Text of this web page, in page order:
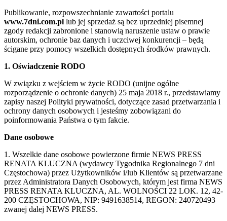
Publikowanie, rozpowszechnianie zawartości portalu
www.7dni.com.pl lub jej sprzedaż są bez uprzedniej pisemnej
zgody redakcji zabronione i stanowią naruszenie ustaw o prawie
autorskim, ochronie baz danych i uczciwej konkurencji – będą
ścigane przy pomocy wszelkich dostępnych środków prawnych.
1. Oświadczenie RODO
W związku z wejściem w życie RODO (unijne ogólne
rozporządzenie o ochronie danych) 25 maja 2018 r., przedstawiamy
zapisy naszej Polityki prywatności, dotyczące zasad przetwarzania i
ochrony danych osobowych i jesteśmy zobowiązani do
poinformowania Państwa o tym fakcie.
Dane osobowe
1. Wszelkie dane osobowe powierzone firmie NEWS PRESS
RENATA KLUCZNA (wydawcy Tygodnika Regionalnego 7 dni
Częstochowa) przez Użytkowników i/lub Klientów są przetwarzane
przez Administratora Danych Osobowych, którym jest firma NEWS
PRESS RENATA KLUCZNA, AL. WOLNOŚCI 22 LOK. 12, 42-
200 CZĘSTOCHOWA, NIP: 9491638514, REGON: 240720493
zwanej dalej NEWS PRESS.